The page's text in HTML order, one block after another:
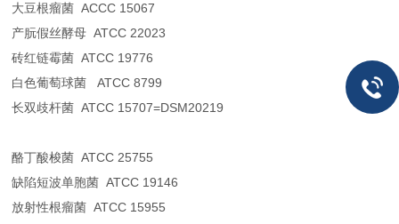
大豆根瘤菌 ACCC 15067
产朊假丝酵母 ATCC 22023
砖红链霉菌 ATCC 19776
白色葡萄球菌 ATCC 8799
长双歧杆菌 ATCC 15707=DSM20219
酪丁酸梭菌 ATCC 25755
缺陷短波单胞菌 ATCC 19146
放射性根瘤菌 ATCC 15955